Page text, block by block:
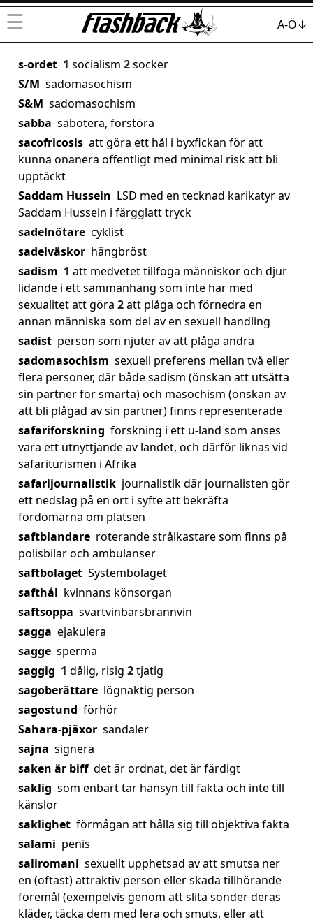
☰ A-Ö↓
s-ordet 1 socialism 2socker
S/M sadomasochism
S&M sadomasochism
sabba sabotera, förstöra
sacofricosis att göra ett hål i byxfickan för att
kunna onanera offentligt med minimal risk att bli
upptäckt
Saddam Hussein LSD med en tecknad karikatyr av
Saddam Hussein i färgglatt tryck
sadelnötare cyklist
sadelväskor hängbröst
sadism 1 att medvetet tillfoga människor och djur
lidande i ett sammanhang som inte har med
sexualitet att göra 2att plåga och förnedra en
annan människa som del av en sexuell handling
sadist person som njuter av att plåga andra
sadomasochism sexuell preferens mellan två eller
flera personer, där både sadism (önskan att utsätta
sin partner för smärta) och masochism (önskan av
att bli plågad av sin partner) finns representerade
safariforskning forskning i ett u-land som anses
vara ett utnyttjande av landet, och därför liknas vid
safariturismen i Afrika
safarijournalistik journalistik där journalisten gör
ett nedslag på en ort i syfte att bekräfta
fördomarna om platsen
saftblandare roterande strålkastare som finns på
polisbilar och ambulanser
saftbolaget Systembolaget
safthål kvinnans könsorgan
saftsoppa svartvinbärsbrännvin
sagga ejakulera
sagge sperma
saggig 1 dålig, risig 2tjatig
sagoberättare lögnaktig person
sagostund förhör
Sahara-pjäxor sandaler
sajna signera
saken är biff det är ordnat, det är färdigt
saklig som enbart tar hänsyn till fakta och inte till
känslor
saklighet förmågan att hålla sig till objektiva fakta
salami penis
saliromani sexuellt upphetsad av att smutsa ner
en (oftast) attraktiv person eller skada tillhörande
föremål (exempelvis genom att slita sönder deras
kläder, täcka dem med lera och smuts, eller att